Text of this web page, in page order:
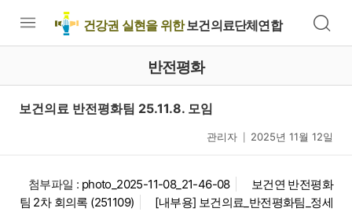
건강권 실현을 위한보건의료단체연합
반전평화
보건의료 반전평화팀 25.11.8. 모임
관리자 2025년 11월 12일
첨부파일 : photo_2025-11-08_21-46-08
보건연 반전평화
팀 2차 회의록 (251109)
[내부용] 보건의료_반전평화팀_정세